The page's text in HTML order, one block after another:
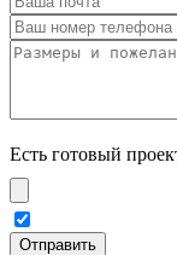
Есть готовый